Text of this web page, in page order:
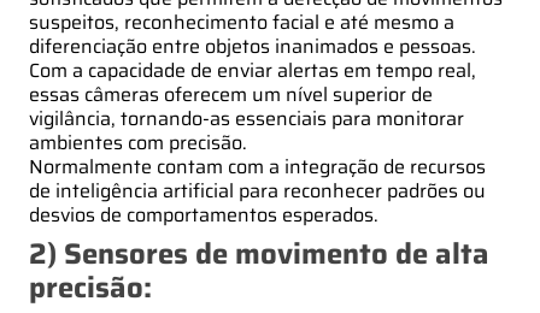
suspeitos, reconhecimento facial e até mesmo a
diferenciação entre objetos inanimados e pessoas.
Com a capacidade de enviar alertas em tempo real,
essas câmeras oferecem um nível superior de
vigilância, tornando-as essenciais para monitorar
ambientes com precisão.
Normalmente contam com a integração de recursos
de inteligência artificial para reconhecer padrões ou
desvios de comportamentos esperados.
2) Sensores de movimento de alta
precisão: